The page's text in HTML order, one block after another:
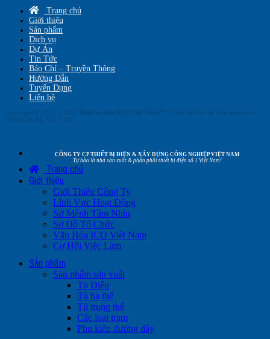
Trang chủ
Giới thiệu
Sản phẩm
Dịch vụ
Dự Án
Tin Tức
Báo Chí – Truyền Thông
Hướng Dẫn
Tuyển Dụng
Liên hệ
Copyright © 2012 - 2026 Thiết bị điện ICO Việt Nam™ | Thiết kế Web & Vận hành bởi
CÔNG NGHỆ VIỆT JSC
CÔNG TY CP THIẾT BỊ ĐIỆN & XÂY DỰNG CÔNG NGHIỆP VIỆT NAM
Tự hào là nhà sản xuất & phân phối thiết bị điện số 1 Việt Nam!
Trang chủ
Giới thiệu
Giới Thiệu Công Ty
Lĩnh Vực Hoạt Động
Sứ Mệnh Tầm Nhìn
Sơ Đồ Tổ Chức
Văn Hóa ICO Việt Nam
Cơ Hội Việc Làm
Sản phẩm
Sản phẩm sản xuất
Tủ Điện
Tủ hạ thế
Tủ trung thế
Các loại trạm
Phụ kiện đường dây